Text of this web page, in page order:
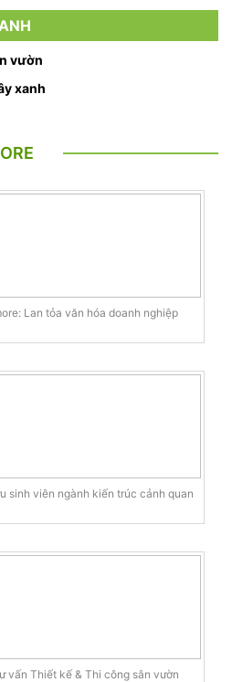
vườn
xanh
Lan tỏa văn hóa doanh nghiệp
sinh viên ngành kiến trúc cảnh quan
vấn Thiết kế & Thi công sân vườn